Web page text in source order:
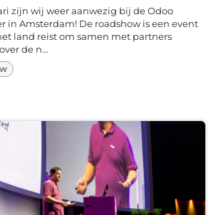
zijn wij weer aanwezig bij de Odoo
in Amsterdam! De roadshow is een event
land reist om samen met partners
de n...